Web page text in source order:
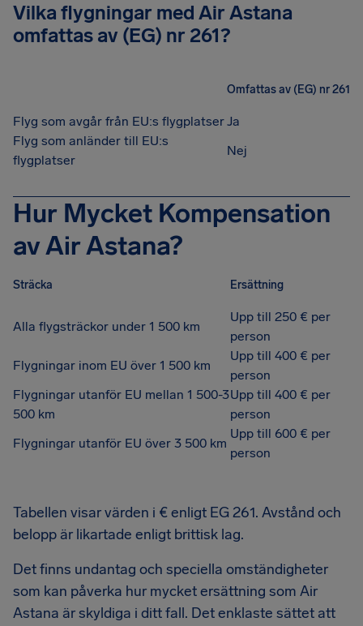
Vilka flygningar med Air Astana
omfattas av (EG) nr 261?
Omfattas av (EG) nr 261
Flyg som avgår från EU:s flygplatserJa
Flyg som anländer till EU:s
flygplatser
Nej
Hur Mycket Kompensation
av Air Astana?
Sträcka Ersättning
Alla flygsträckor under 1 500 km
Upp till 250 € per
person
Flygningar inom EU över 1 500 km
Upp till 400 € per
person
Flygningar utanför EU mellan 1 500-3
500 km
Upp till 400 € per
person
Flygningar utanför EU över 3 500 km
Upp till 600 € per
person
Tabellen visar värden i € enligt EG 261. Avstånd och
belopp är likartade enligt brittisk lag.
Det finns undantag och speciella omständigheter
som kan påverka hur mycket ersättning som Air
Astana är skyldiga i ditt fall. Det enklaste sättet att